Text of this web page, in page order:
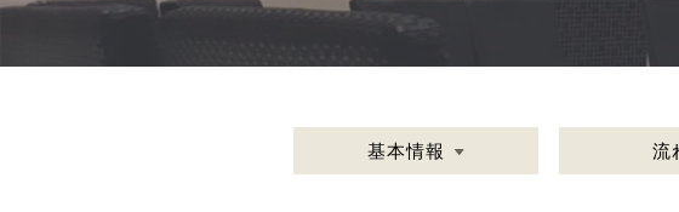
基本情報 流